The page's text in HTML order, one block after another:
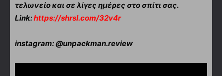
τελωνείο και σε λίγες ημέρες στο σπίτι σας.
Link:https://shrsl.com/32v4r
instagram: @unpackman.review